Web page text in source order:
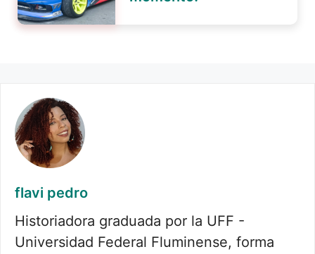
flavi pedro
Historiadora graduada por la UFF -
Universidad Federal Fluminense, forma